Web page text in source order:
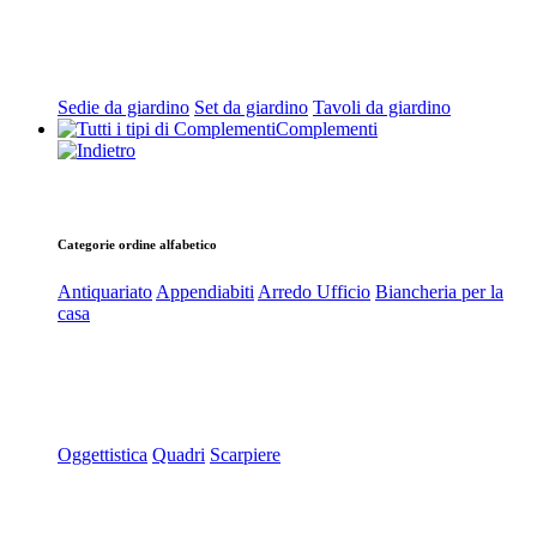
Sedie da giardino Set da giardino Tavoli da giardino
Complementi
Categorie ordine alfabetico
Antiquariato Appendiabiti Arredo Ufficio Biancheria per la
casa
Oggettistica Quadri Scarpiere